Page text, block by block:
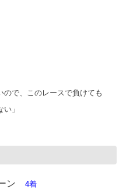
ので、このレースで負けても
」
ーン4着